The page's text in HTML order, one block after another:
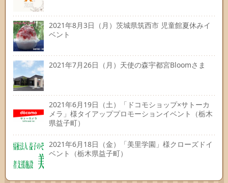
2021年8月3日（月）茨城県筑西市 児童館夏休みイ
ベント
2021年7月26日（月）天使の森宇都宮Bloomさま
2021年6月19日（土）「ドコモショップ×サトーカ
メラ」様タイアッププロモーションイベント（栃木
県益子町）
2021年6月18日（金）「美里学園」様クローズドイ
ベント（栃木県益子町）